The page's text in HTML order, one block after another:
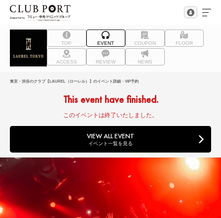
TOP EVENT COUPON FLOOR
ACCESS REVIEW NEWS
東京・渋谷のクラブ【LAUREL（ローレル）】のイベント詳細・VIP予約
This event have finished.
このイベントは終了いたしました。
VIEW ALL EVENT
イベント一覧を見る